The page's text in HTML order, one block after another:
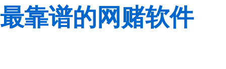
最靠谱的网赌软件